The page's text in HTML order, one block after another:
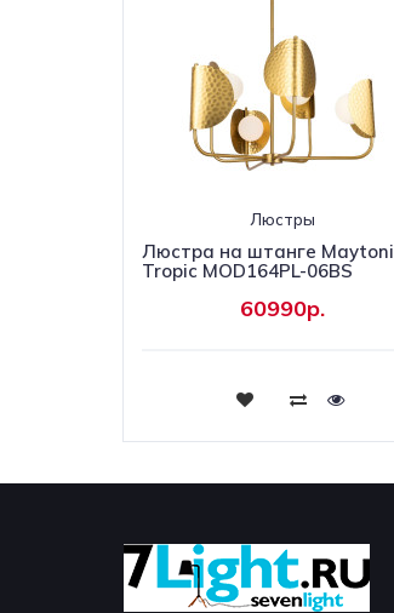
Люстры
Люстра на штанге Maytoni
Tropic MOD164PL-06BS
60990р.
Купить